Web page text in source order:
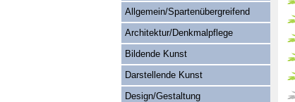
Allgemein/Spartenübergreifend
Architektur/Denkmalpflege
Bildende Kunst
Darstellende Kunst
Design/Gestaltung